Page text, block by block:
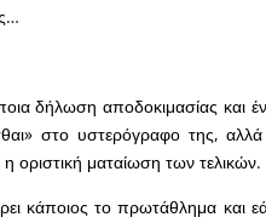
δήλωση αποδοκιμασίας και
στο υστερόγραφο της,
ματαίωση των τελικών.
κάποιος το πρωτάθλημα και